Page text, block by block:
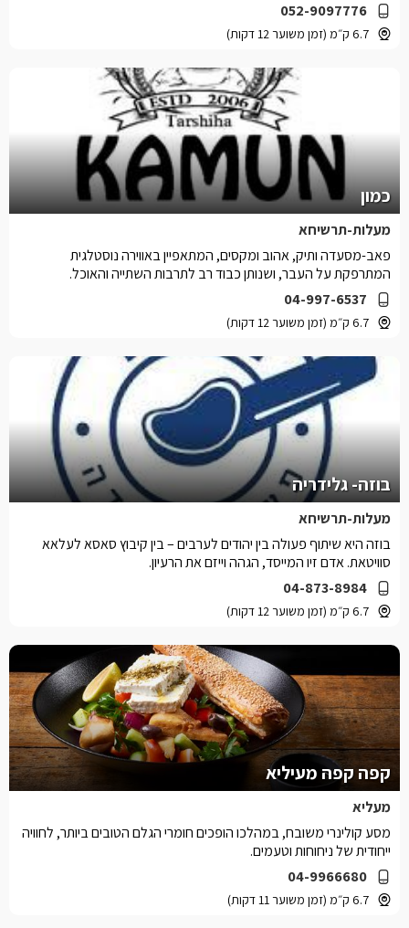
052-9097776
6.7 ק״מ (זמן משוער 12 דקות)
כמון
מעלות-תרשיחא
04-997-6537
6.7 ק״מ (זמן משוער 12 דקות)
פאב-מסעדה ותיק, אהוב ומקסים, המתאפיין באווירה נוסטלגית
המתרפקת על העבר, ושנותן כבוד רב לתרבות השתייה והאוכל.
בוזה- גלידריה
מעלות-תרשיחא
04-873-8984
6.7 ק״מ (זמן משוער 12 דקות)
בוזה היא שיתוף פעולה בין יהודים לערבים – בין קיבוץ סאסא לעלאא
סוויטאת. אדם זיו המייסד, הגהה וייזם את הרעיון.
קפה קפה מעיליא
מעליא
04-9966680
6.7 ק״מ (זמן משוער 11 דקות)
מסע קולינרי משובח, במהלכו הופכים חומרי הגלם הטובים ביותר, לחוויה
ייחודית של ניחוחות וטעמים.